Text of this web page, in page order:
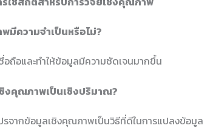
มีความจำเป็นหรือไม่?
อถือและทำให้ข้อมูลมีความชัดเจนมากขึ้น
งคุณภาพเป็นเชิงปริมาณ?
ปรจากข้อมูลเชิงคุณภาพเป็นวิธีที่ดีในการแปลงข้อมูล